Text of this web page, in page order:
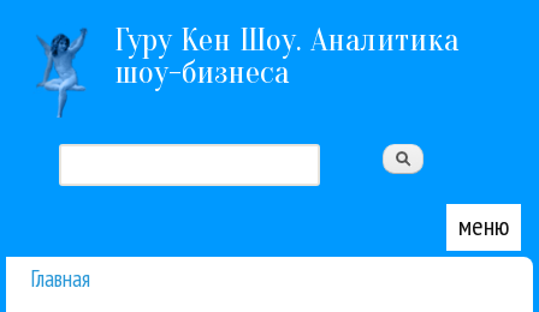
Перейти к основному содержанию
Гуру Кен Шоу. Аналитика
шоу-бизнеса
Форма поиска
меню
Главная